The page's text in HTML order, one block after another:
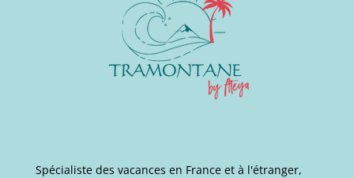
Spécialiste des vacances en France et à l'étranger,